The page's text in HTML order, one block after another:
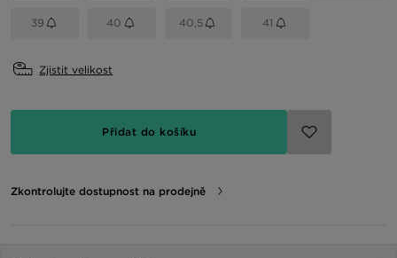
39 40 40,5 41
Zjistit velikost
Přidat do košíku
Zkontrolujte dostupnost na prodejně